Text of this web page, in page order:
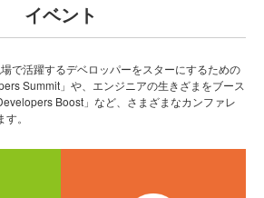
イベント
で活躍するデベロッパーをスターにするための
Summit」や、エンジニアの生きざまをブース
Boost」など、さまざまなカンファレ
。